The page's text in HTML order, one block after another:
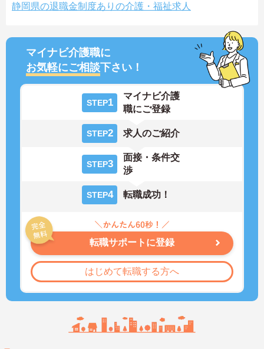
静岡県の退職金制度ありの介護・福祉求人
マイナビ介護職に
お気軽にご相談下さい！
STEP1
マイナビ介護
職にご登録
STEP2 求人のご紹介
STEP3
面接・条件交
渉
STEP4 転職成功！
転職サポートに登録
はじめて転職する方へ